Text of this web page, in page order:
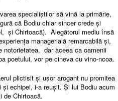
specialiștilor să vină la primărie,
că Bodiu chiar sincer crede și
și Chirtoacă). Alegătorul mediu însă
managerială remarcabilă și,
notorietatea, dar aceea ca oamenii
poetului, vor pe cineva cu vino-ncoa.
plictisit și ușor arogant nu promitea
echipei, i-a reușit. Și lui Bodiu acum
de Chirtoacă.